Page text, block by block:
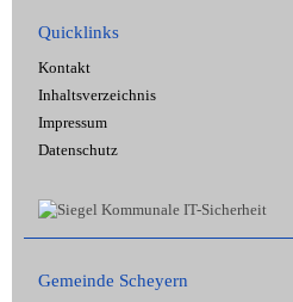
Quicklinks
Kontakt
Inhaltsverzeichnis
Impressum
Datenschutz
Gemeinde Scheyern